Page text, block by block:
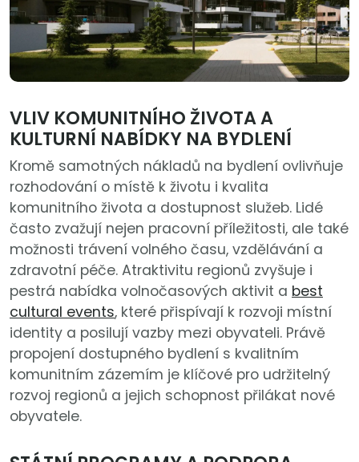
VLIV KOMUNITNÍHO ŽIVOTA A
KULTURNÍ NABÍDKY NA BYDLENÍ
Kromě samotných nákladů na bydlení ovlivňuje
rozhodování o místě k životu i kvalita
komunitního života a dostupnost služeb. Lidé
často zvažují nejen pracovní příležitosti, ale také
možnosti trávení volného času, vzdělávání a
zdravotní péče. Atraktivitu regionů zvyšuje i
pestrá nabídka volnočasových aktivit a best
cultural events, které přispívají k rozvoji místní
identity a posilují vazby mezi obyvateli. Právě
propojení dostupného bydlení s kvalitním
komunitním zázemím je klíčové pro udržitelný
rozvoj regionů a jejich schopnost přilákat nové
obyvatele.